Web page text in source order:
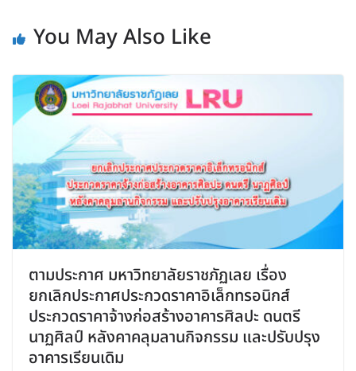
You May Also Like
ตามประกาศ มหาวิทยาลัยราชภัฏเลย เรื่อง
ยกเลิกประกาศประกวดราคาอิเล็กทรอนิกส์
ประกวดราคาจ้างก่อสร้างอาคารศิลปะ ดนตรี
นาฏศิลป์ หลังคาคลุมลานกิจกรรม และปรับปรุง
อาคารเรียนเดิม